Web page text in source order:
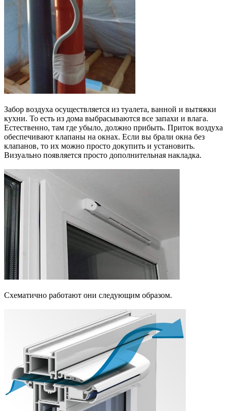
Забор воздуха осуществляется из туалета, ванной и вытяжки
кухни. То есть из дома выбрасываются все запахи и влага.
Естественно, там где убыло, должно прибыть. Приток воздуха
обеспечивают клапаны на окнах. Если вы брали окна без
клапанов, то их можно просто докупить и установить.
Визуально появляется просто дополнительная накладка.
Схематично работают они следующим образом.